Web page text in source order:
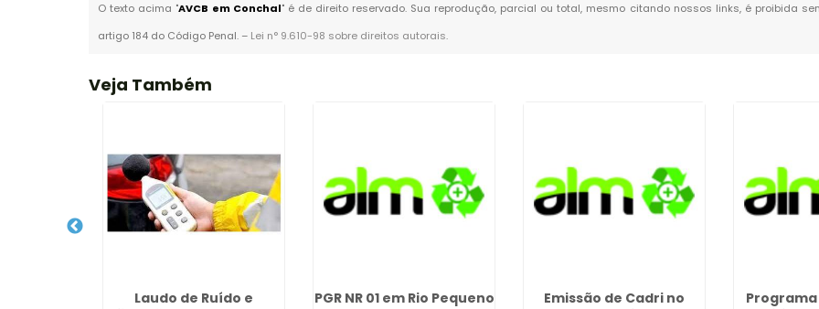
O texto acima "AVCB em Conchal" é de direito reservado. Sua reprodução, parcial ou total, mesmo citando nossos links, é proibida
artigo 184 do Código Penal. – Lei n° 9.610-98 sobre direitos autorais.
Veja Também
Laudo de Ruído e
PGR NR 01 em Rio Pequeno
Emissão de Cadri no